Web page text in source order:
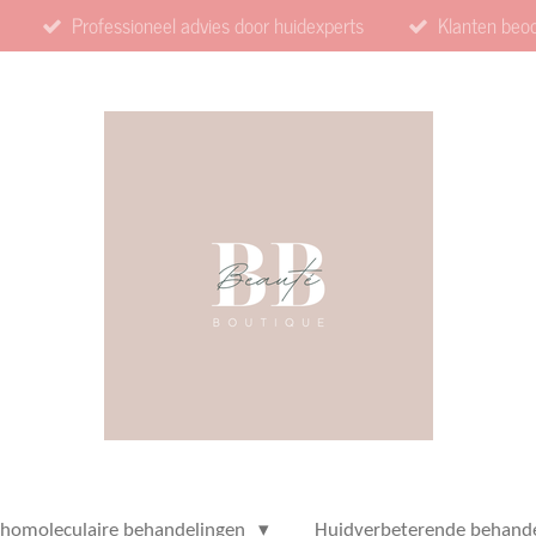
Professioneel advies door huidexperts Klanten
behandelingen Huidverbeterende